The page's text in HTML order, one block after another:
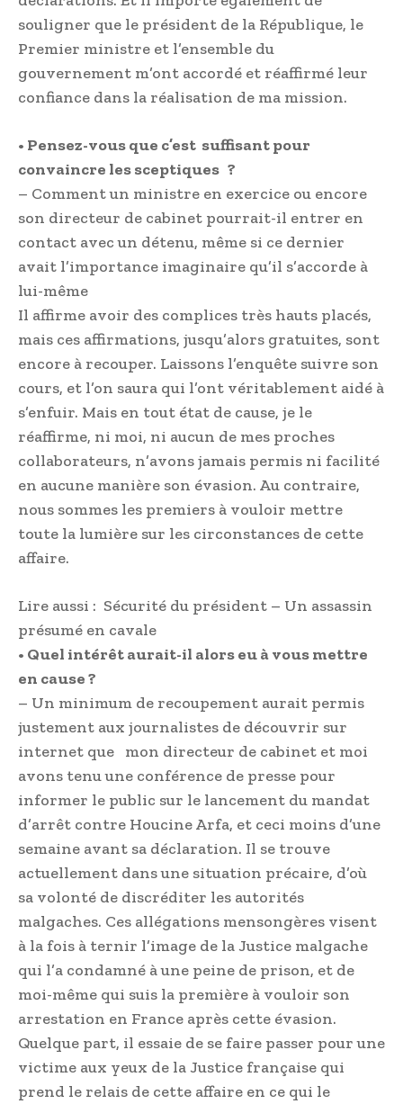
souligner que le président de la République, le
Premier ministre et l’ensemble du
gouvernement m’ont accordé et réaffirmé leur
confiance dans la réalisation de ma mission.
• Pensez-vous que c’est suffisant pour
convaincre les sceptiques ?
– Comment un ministre en exercice ou encore
son directeur de cabinet pourrait-il entrer en
contact avec un détenu, même si ce dernier
avait l’importance imaginaire qu’il s’accorde à
lui-même
Il affirme avoir des complices très hauts placés,
mais ces affirmations, jusqu’alors gratuites, sont
encore à recouper. Laissons l’enquête suivre son
cours, et l’on saura qui l’ont véritablement aidé à
s’enfuir. Mais en tout état de cause, je le
réaffirme, ni moi, ni aucun de mes proches
collaborateurs, n’avons jamais permis ni facilité
en aucune manière son évasion. Au contraire,
nous sommes les premiers à vouloir mettre
toute la lumière sur les circonstances de cette
affaire.
Lire aussi : Sécurité du président – Un assassin
présumé en cavale
• Quel intérêt aurait-il alors eu à vous mettre
en cause ?
– Un minimum de recoupement aurait permis
justement aux journalistes de découvrir sur
internet que mon directeur de cabinet et moi
avons tenu une conférence de presse pour
informer le public sur le lancement du mandat
d’arrêt contre Houcine Arfa, et ceci moins d’une
semaine avant sa déclaration. Il se trouve
actuellement dans une situation précaire, d’où
sa volonté de discréditer les autorités
malgaches. Ces allégations mensongères visent
à la fois à ternir l’image de la Justice malgache
qui l’a condamné à une peine de prison, et de
moi-même qui suis la première à vouloir son
arrestation en France après cette évasion.
Quelque part, il essaie de se faire passer pour une
victime aux yeux de la Justice française qui
prend le relais de cette affaire en ce qui le